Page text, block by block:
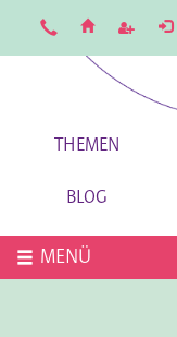
THEMEN
BLOG
MENÜ